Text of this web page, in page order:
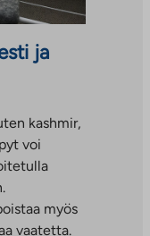
ja
kashmir,
voi
myös
vaatetta.